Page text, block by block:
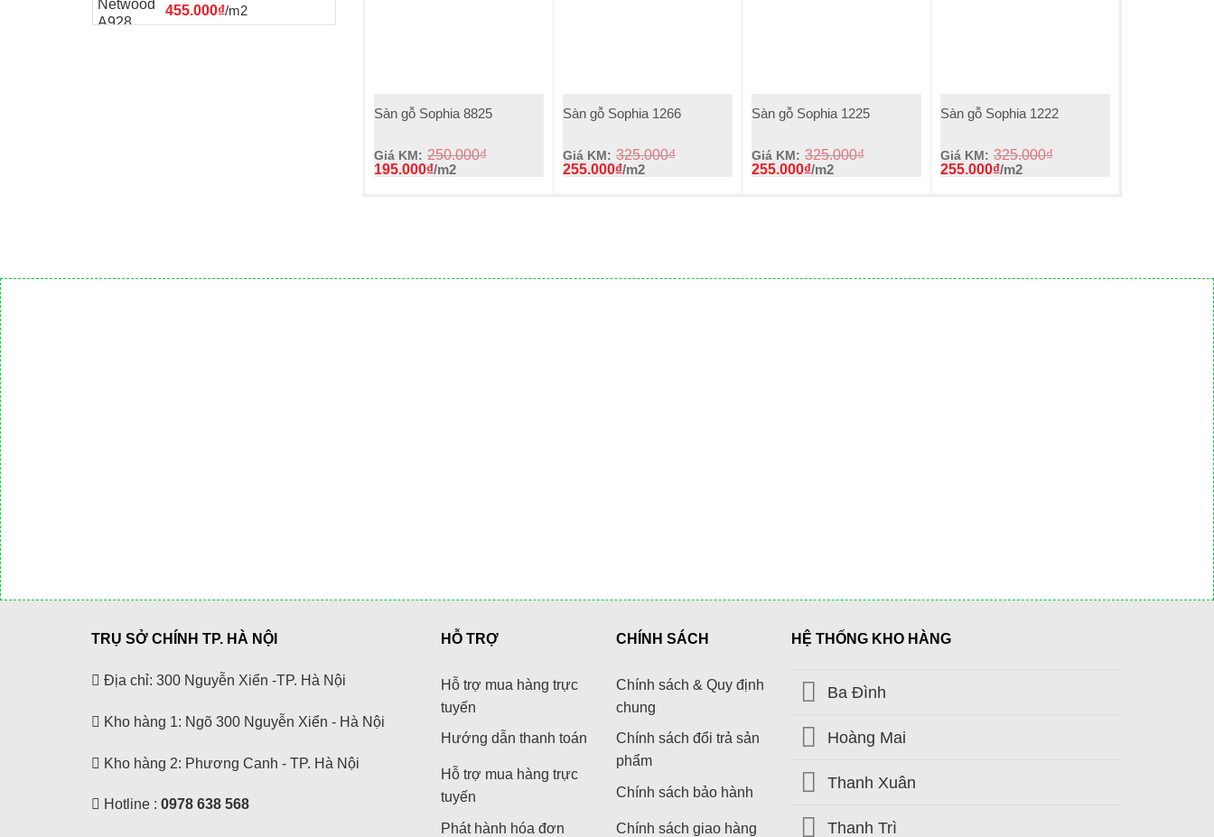
455.000₫/m2
Sàn gỗ Sophia 8825
Giá KM: 250.000₫
195.000₫/m2
Sàn gỗ Sophia 1266
Giá KM: 325.000₫
255.000₫/m2
Sàn gỗ Sophia 1225
Giá KM: 325.000₫
255.000₫/m2
Sàn gỗ Sophia 1222
Giá KM: 325.000₫
255.000₫/m2
TRỤ SỞ CHÍNH TP. HÀ NỘI
Địa chỉ: 300 Nguyễn Xiển -TP. Hà Nội
Kho hàng 1: Ngõ 300 Nguyễn Xiển - Hà Nội
Kho hàng 2: Phương Canh - TP. Hà Nội
Hotline : 0978 638 568
HỖ TRỢ
Hỗ trợ mua hàng trực
tuyến
Hướng dẫn thanh toán
Hỗ trợ mua hàng trực
tuyến
Phát hành hóa đơn
CHÍNH SÁCH
Chính sách & Quy định
chung
Chính sách đổi trả sản
phẩm
Chính sách bảo hành
Chính sách giao hàng
HỆ THỐNG KHO HÀNG
Ba Đình
Hoàng Mai
Thanh Xuân
Thanh Trì